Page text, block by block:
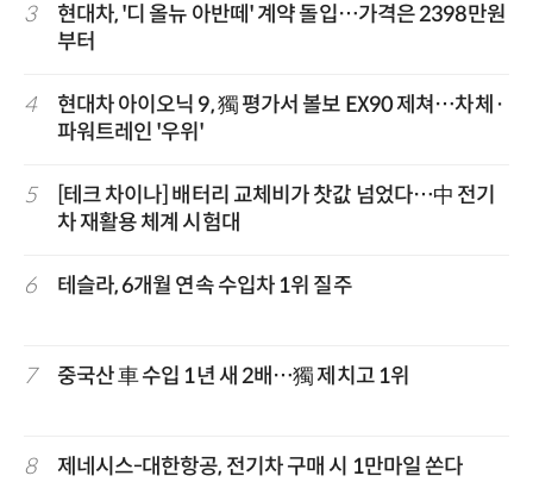
3
현대차, '디 올뉴 아반떼' 계약 돌입…가격은 2398만원
부터
4
현대차 아이오닉 9, 獨 평가서 볼보 EX90 제쳐…차체·
파워트레인 '우위'
5
[테크 차이나] 배터리 교체비가 찻값 넘었다…中 전기
차 재활용 체계 시험대
6 테슬라, 6개월 연속 수입차 1위 질주
7 중국산 車 수입 1년 새 2배…獨 제치고 1위
8 제네시스-대한항공, 전기차 구매 시 1만마일 쏜다